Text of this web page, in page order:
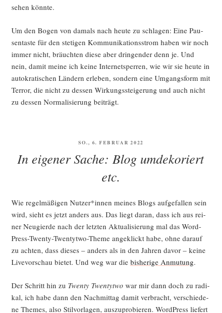
se­hen könnte.
Um den Bogen von damals nach heu­te zu schla­gen: Eine Pau­
sen­tas­te für den ste­ti­gen Kom­mu­ni­ka­ti­ons­strom haben wir noch
immer nicht, bräuch­ten die­se aber drin­gen­der denn je. Und
nein, damit mei­ne ich kei­ne Inter­net­sper­ren, wie wir sie heu­te in
auto­kra­ti­schen Län­dern erle­ben, son­dern eine Umgangs­form mit
Ter­ror, die nicht zu des­sen Wir­kungs­stei­ge­rung und auch nicht
zu des­sen Nor­ma­li­sie­rung beiträgt.
VERÖFFENTLICHT
SO., 6. FEBRUAR 2022
In eigener Sache: Blog umdekoriert
etc.
Wie regel­mä­ßi­gen Nutzer*innen mei­nes Blogs auf­ge­fal­len sein
wird, sieht es jetzt anders aus. Das liegt dar­an, dass ich aus rei­
ner Neu­gier­de nach der letz­ten Aktua­li­sie­rung mal das Word­
Press-Twen­ty-Twen­tyt­wo-The­me ange­klickt habe, ohne dar­auf
zu ach­ten, dass die­ses – anders als in den Jah­ren davor – kei­ne
Live­vor­schau bie­tet. Und weg war die bis­he­ri­ge Anmu­tung.
Der Schritt hin zu Twen­ty Twen­tyt­wo war mir dann doch zu radi­
kal, ich habe dann den Nach­mit­tag damit ver­bracht, ver­schie­de­
ne The­mes, also Stil­vor­la­gen, aus­zu­pro­bie­ren. Word­Press lie­fert